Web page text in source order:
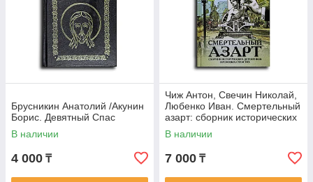
Брусникин Анатолий /Акунин
Борис. Девятный Спас
В наличии
4 000 ₸
Чиж Антон, Свечин Николай,
Любенко Иван. Смертельный
азарт: сборник исторических
детективов о роковы
В наличии
7 000 ₸